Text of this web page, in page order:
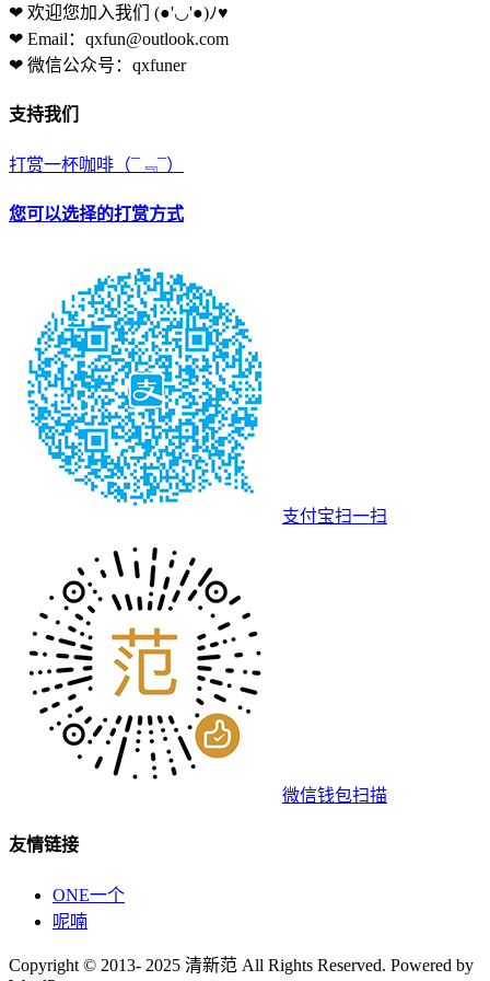
❤ 欢迎您加入我们 (●'◡'●)ﾉ♥
❤ Email：qxfun@outlook.com
❤ 微信公众号：qxfuner
支持我们
打赏一杯咖啡 （¯﹃¯）
您可以选择的打赏方式
支付宝扫一扫
微信钱包扫描
友情链接
ONE一个
呢喃
Copyright © 2013- 2025 清新范 All Rights Reserved. Powered by